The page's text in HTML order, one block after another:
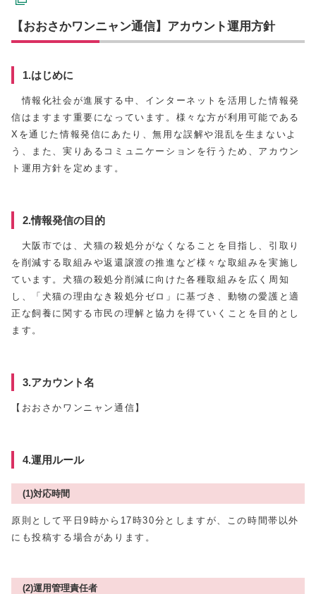
【おおさかワンニャン通信】アカウント運用方針
1.はじめに
情報化社会が進展する中、インターネットを活用した情報発
信はますます重要になっています。様々な方が利用可能である
Xを通じた情報発信にあたり、無用な誤解や混乱を生まないよ
う、また、実りあるコミュニケーションを行うため、アカウン
ト運用方針を定めます。
2.情報発信の目的
大阪市では、犬猫の殺処分がなくなることを目指し、引取り
を削減する取組みや返還譲渡の推進など様々な取組みを実施し
ています。犬猫の殺処分削減に向けた各種取組みを広く周知
し、「犬猫の理由なき殺処分ゼロ」に基づき、動物の愛護と適
正な飼養に関する市民の理解と協力を得ていくことを目的とし
ます。
3.アカウント名
【おおさかワンニャン通信】
4.運用ルール
(1)対応時間
原則として平日9時から17時30分としますが、この時間帯以外
にも投稿する場合があります。
(2)運用管理責任者